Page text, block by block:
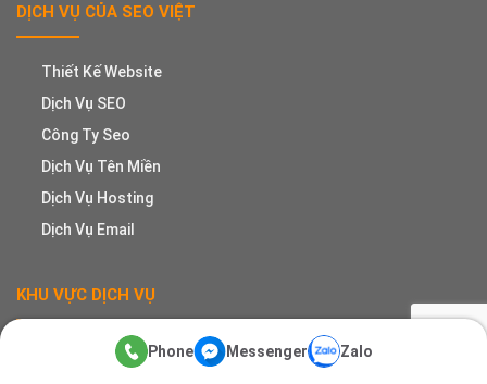
DỊCH VỤ CỦA SEO VIỆT
Thiết Kế Website
Dịch Vụ SEO
Công Ty Seo
Dịch Vụ Tên Miền
Dịch Vụ Hosting
Dịch Vụ Email
KHU VỰC DỊCH VỤ
TP.HCM, Hà Nội, Vĩnh Phúc, Hải Dương, Đà Nẵng, Bình Dương,
Phone Messenger Zalo